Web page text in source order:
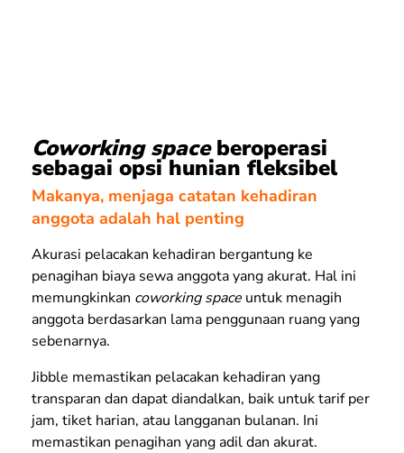
Coworking spaceberoperasi
sebagai opsi hunian fleksibel
Makanya, menjaga catatan kehadiran
anggota adalah hal penting
Akurasi pelacakan kehadiran bergantung ke
penagihan biaya sewa anggota yang akurat. Hal ini
memungkinkan coworking space untuk menagih
anggota berdasarkan lama penggunaan ruang yang
sebenarnya.
Jibble memastikan pelacakan kehadiran yang
transparan dan dapat diandalkan, baik untuk tarif per
jam, tiket harian, atau langganan bulanan. Ini
memastikan penagihan yang adil dan akurat.